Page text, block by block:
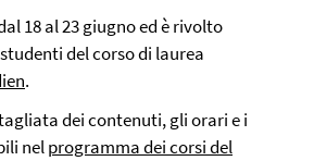
18 al 23 giugno ed è rivolto
del corso di laurea
.
dei contenuti, gli orari e i
nelprogramma dei corsi del